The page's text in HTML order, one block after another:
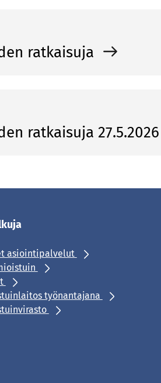
ratkaisuja
ratkaisuja 27.5.2026
asiointipalvelut
työnantajana